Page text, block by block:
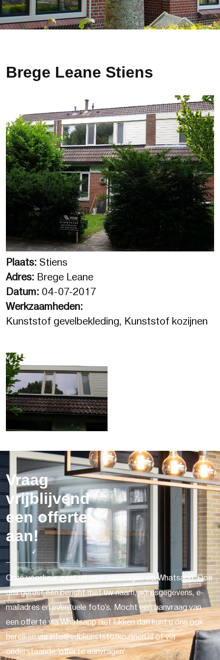
Brege Leane Stiens
Plaats: Stiens
Adres: Brege Leane
Datum: 04-07-2017
Werkzaamheden:
Kunststof gevelbekleding, Kunststof kozijnen
Vraag
vrijblijvend
een offerte
aan!
Onze voorkeur gaat uit naar aanvragen via Whatsapp. Doe
ons gerust een bericht met uw naam, adresgegevens, e-
mailadres en eventuele foto's. Mocht een aanvraag van
een offerte via Whatsapp niet lukken dan kunt u ons ook
bereiken via info@vdbkunststofkozijnen.nl of via
onderstaande 'offerte aanvragen'.